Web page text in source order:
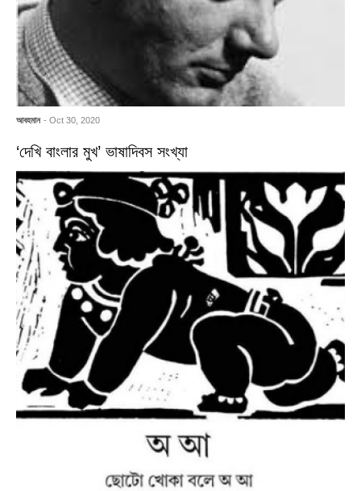
আবহমান - Oct 30, 2020
‘দেখি বাংলার মুখ’ ভাষাদিবস সংখ্যা